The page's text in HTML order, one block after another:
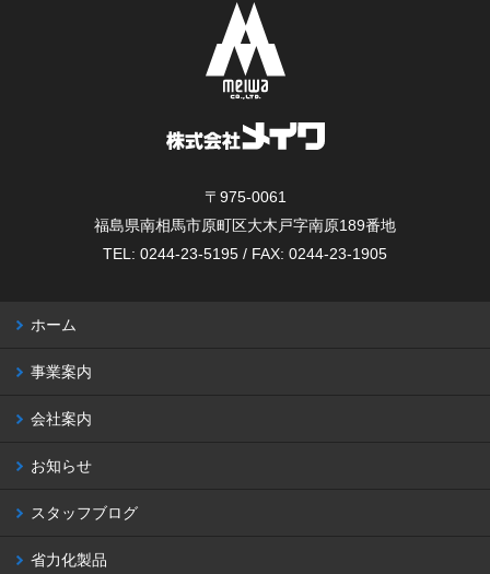
〒975-0061
福島県南相馬市原町区大木戸字南原189番地
TEL: 0244-23-5195 / FAX: 0244-23-1905
ホーム
事業案内
会社案内
お知らせ
スタッフブログ
省力化製品